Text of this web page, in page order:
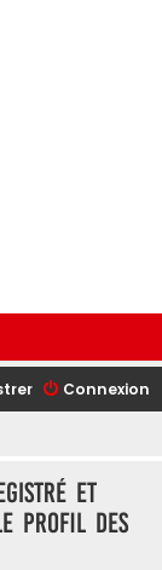
Connexion
et
profil des